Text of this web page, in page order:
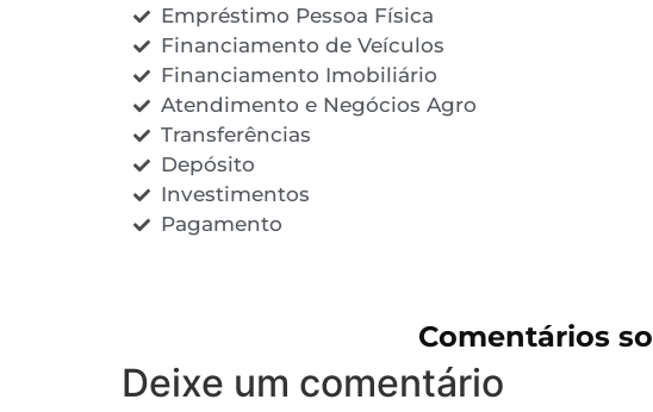
Empréstimo Pessoa Física
Financiamento de Veículos
Financiamento Imobiliário
Atendimento e Negócios Agro
Transferências
Depósito
Investimentos
Pagamento
Comentários
Deixe um comentário